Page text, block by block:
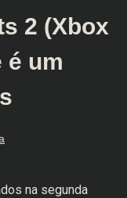
2 (Xbox
é um
na segunda